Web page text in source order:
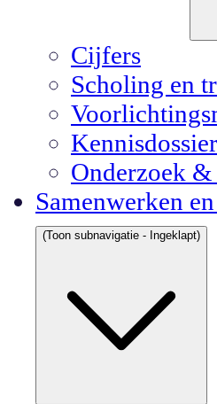
Cijfers
Scholing en
Onderzoek
Samenwerken
(Toon subnavigatie - Ingeklapt)